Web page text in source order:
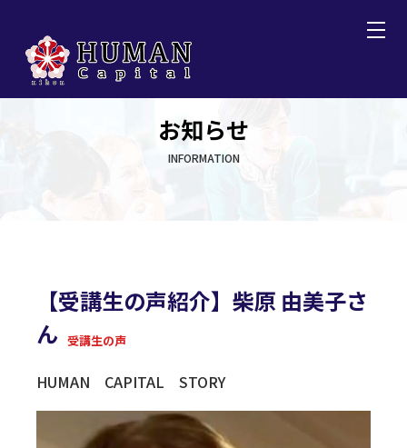
お知らせ
INFORMATION
【受講生の声紹介】柴原 由美子さ
ん 受講生の声
HUMAN CAPITAL STORY